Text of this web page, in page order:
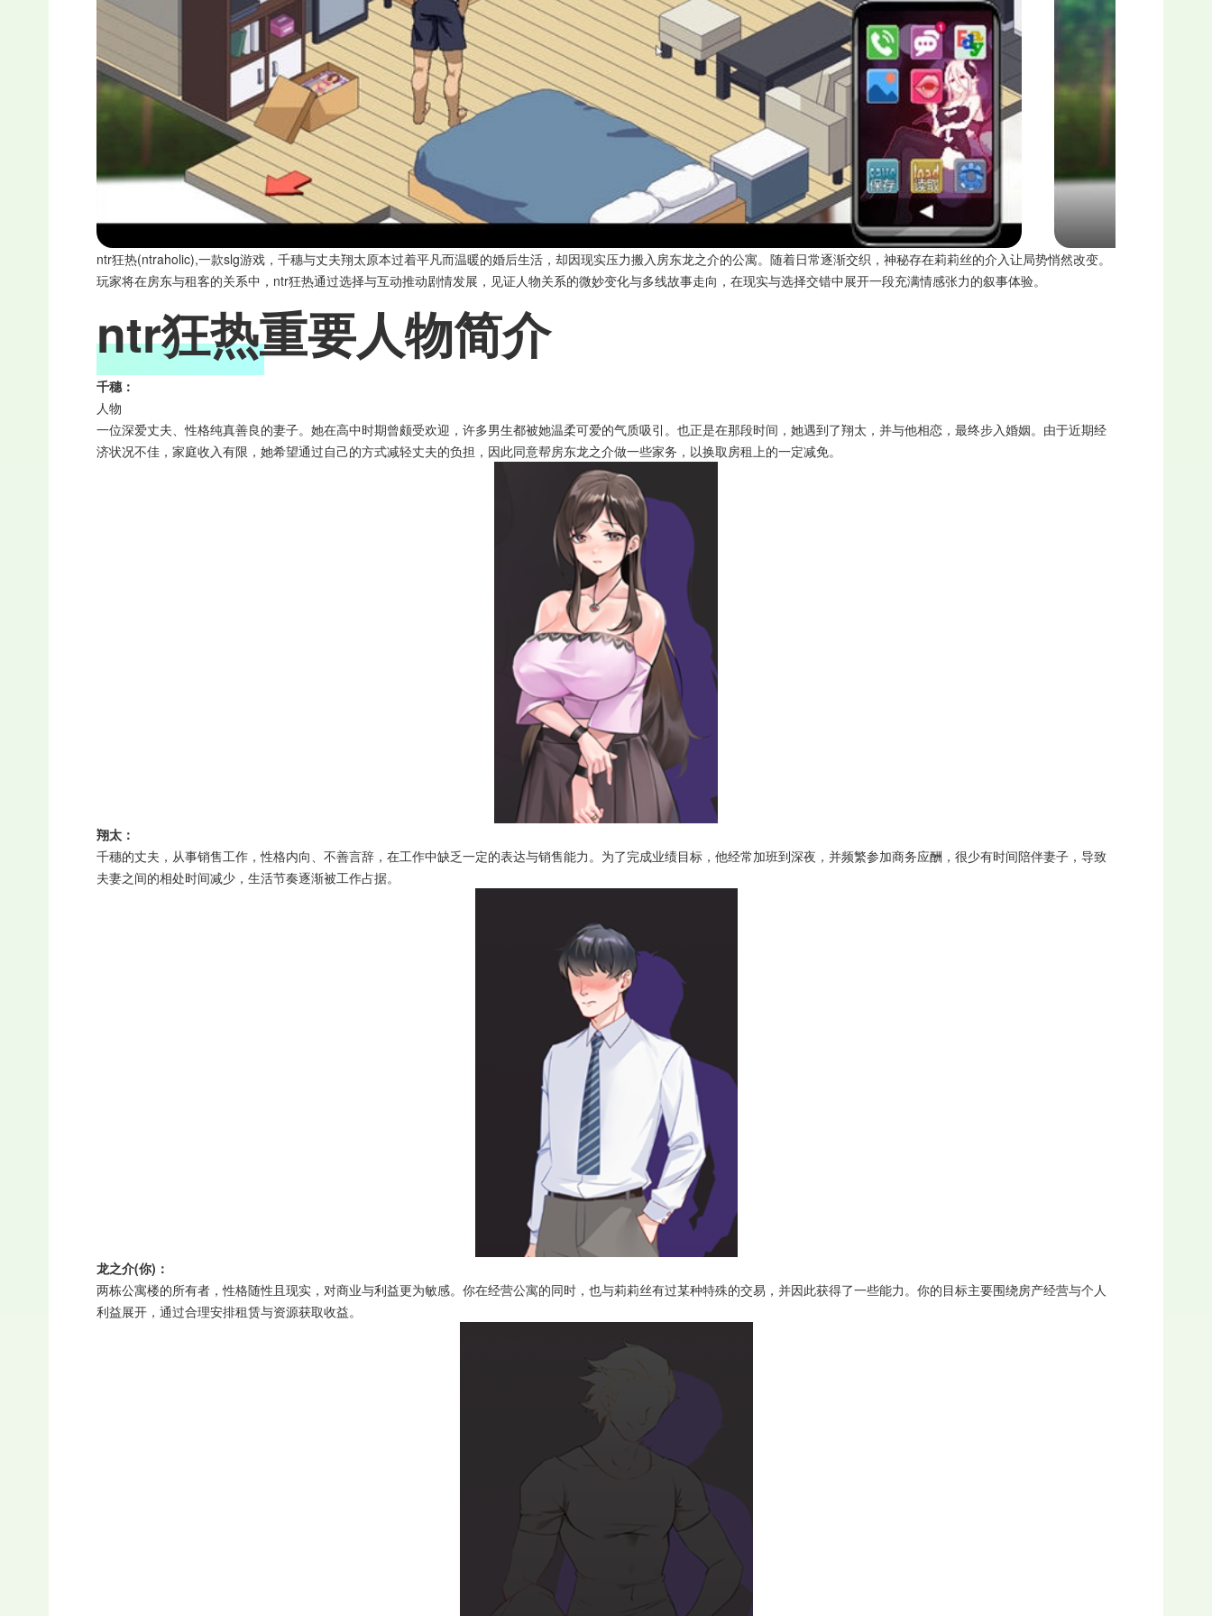
ntr狂热(ntraholic),一款slg游戏，千穗与丈夫翔太原本过着平凡而温暖的婚后生活，却因现实压力搬入房东龙之介的公寓。随着日常逐渐交织，神秘存在莉莉丝的介入让局势悄然改变。
玩家将在房东与租客的关系中，ntr狂热通过选择与互动推动剧情发展，见证人物关系的微妙变化与多线故事走向，在现实与选择交错中展开一段充满情感张力的叙事体验。
ntr狂热重要人物简介
千穗：
人物
一位深爱丈夫、性格纯真善良的妻子。她在高中时期曾颇受欢迎，许多男生都被她温柔可爱的气质吸引。也正是在那段时间，她遇到了翔太，并与他相恋，最终步入婚姻。由于近期经
济状况不佳，家庭收入有限，她希望通过自己的方式减轻丈夫的负担，因此同意帮房东龙之介做一些家务，以换取房租上的一定减免。
翔太：
千穗的丈夫，从事销售工作，性格内向、不善言辞，在工作中缺乏一定的表达与销售能力。为了完成业绩目标，他经常加班到深夜，并频繁参加商务应酬，很少有时间陪伴妻子，导致
夫妻之间的相处时间减少，生活节奏逐渐被工作占据。
龙之介(你)：
两栋公寓楼的所有者，性格随性且现实，对商业与利益更为敏感。你在经营公寓的同时，也与莉莉丝有过某种特殊的交易，并因此获得了一些能力。你的目标主要围绕房产经营与个人
利益展开，通过合理安排租赁与资源获取收益。